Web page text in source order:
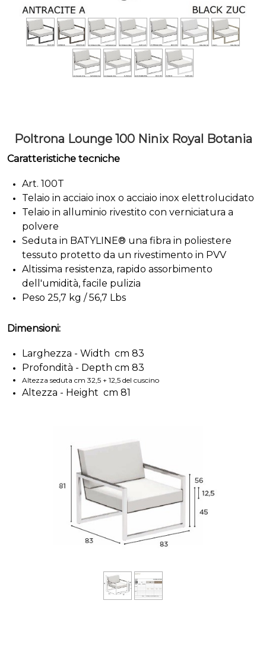
Poltrona Lounge 100 Ninix Royal Botania
Caratteristiche tecniche
Art. 100T
Telaio in acciaio inox o acciaio inox elettrolucidato
Telaio in alluminio rivestito con verniciatura a
polvere
Seduta in BATYLINE® una fibra in poliestere
tessuto protetto da un rivestimento in PVV
Altissima resistenza, rapido assorbimento
dell'umidità, facile pulizia
Peso 25,7 kg / 56,7 Lbs
Dimensioni:
Larghezza - Width cm 83
Profondità - Depth cm 83
Altezza seduta cm 32,5 + 12,5 del cuscino
Altezza - Height cm 81